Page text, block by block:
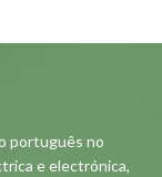
português no
e electrónica,